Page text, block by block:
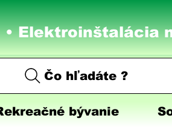
Elektroinštalácia
Čo hľadáte ?
bývanie